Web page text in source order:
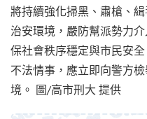
將持續強化掃黑、肅槍、
治安環境，嚴防幫派勢力
保社會秩序穩定與市民安
不法情事，應立即向警方
境。 圖/高市刑大 提供